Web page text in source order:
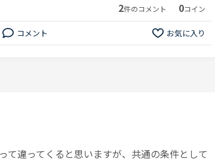
2件のコメント 0コイン
コメント お気に入り
て違ってくると思いますが、共通の条件として